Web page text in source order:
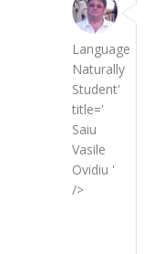
Language
Naturally
Student'
title='
Saiu
Vasile
Ovidiu '
/>